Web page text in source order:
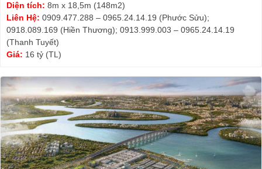
Diện tích: 8m x 18,5m (148m2)
Liên Hệ: 0909.477.288 – 0965.24.14.19 (Phước Sửu);
0918.089.169 (Hiền Thương); 0913.999.003 – 0965.24.14.19
(Thanh Tuyết)
Giá: 16 tỷ (TL)